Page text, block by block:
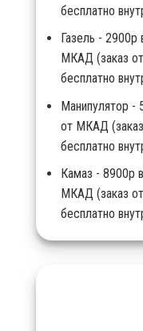
бесплатно
Газель -
МКАД (заказ
бесплатно
Манипулятор -
от МКАД
бесплатно
Камаз - 8900р
МКАД (заказ
бесплатно